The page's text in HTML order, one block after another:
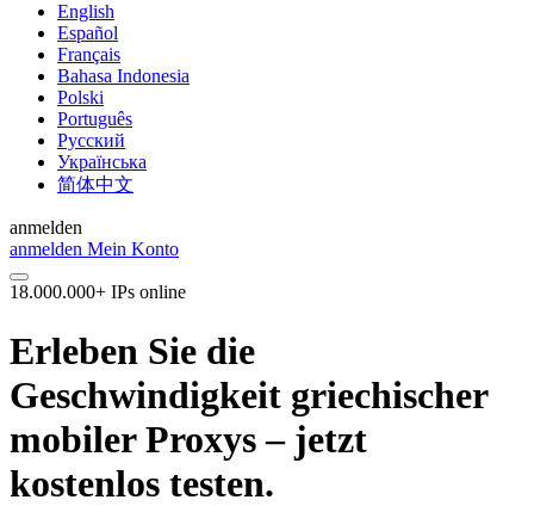
English
Español
Français
Bahasa Indonesia
Polski
Português
Русский
Українська
简体中文
anmelden
anmelden Mein Konto
18.000.000+ IPs online
Erleben Sie die
Geschwindigkeit griechischer
mobiler Proxys – jetzt
kostenlos testen.